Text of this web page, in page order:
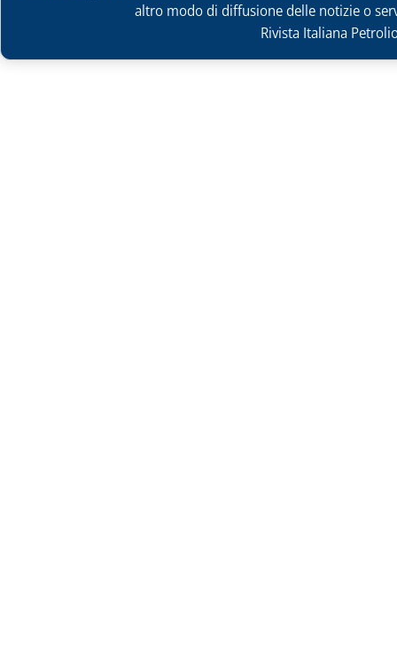
altro modo di diffusione delle notizie o
Rivista Italiana